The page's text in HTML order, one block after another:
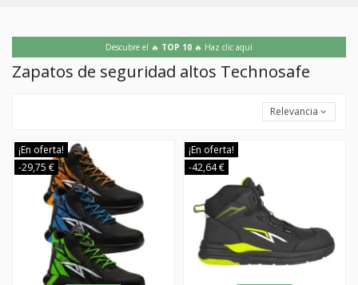
Descubre el 🔥 TOP 10 🔥 Haz clic aquí
Zapatos de seguridad altos Technosafe
Relevancia
¡En oferta!
-29,75 €
¡En oferta!
-42,64 €